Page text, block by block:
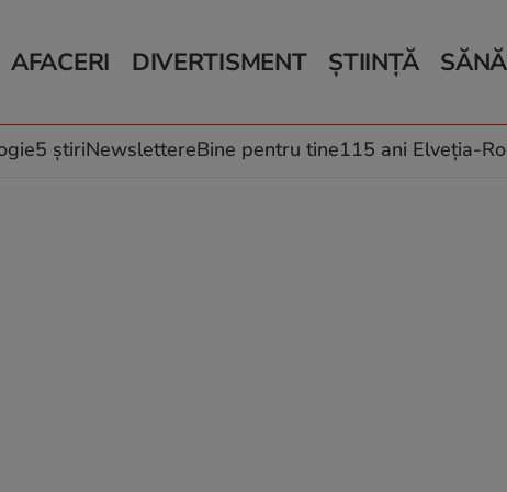
AFACERI
Auto
Locuri de muncă
DIVERTISMENT
Horoscop
Muzică și Filme
ȘTIINȚĂ
Schimbări climatice
Relații
Rețete
5 știriNewslettereBine pentru tine115 ani Elveția-